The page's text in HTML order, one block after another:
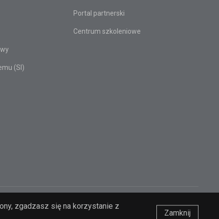
zgadzasz się na korzystanie z
Zamknij
(SI)
Portal partnerski
Centrum szkoleniowe